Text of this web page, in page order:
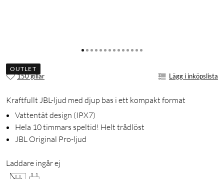
OUTLET
150 gillar Lägg i inköpslista
Kraftfullt JBL-ljud med djup bas i ett kompakt format
Vattentät design (IPX7)
Hela 10 timmars speltid! Helt trådlöst
JBL Original Pro-ljud
Laddare ingår ej